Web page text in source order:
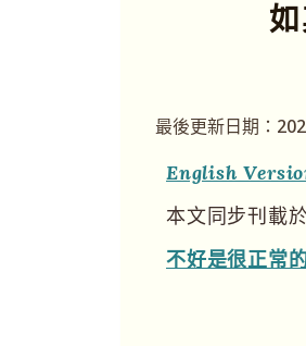
最後更新日期：
English
本文同步刊載
不好是很正常的